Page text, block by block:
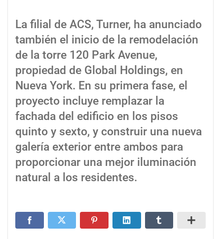
La filial de ACS, Turner, ha anunciado
también el inicio de la remodelación
de la torre 120 Park Avenue,
propiedad de Global Holdings, en
Nueva York. En su primera fase, el
proyecto incluye remplazar la
fachada del edificio en los pisos
quinto y sexto, y construir una nueva
galería exterior entre ambos para
proporcionar una mejor iluminación
natural a los residentes.